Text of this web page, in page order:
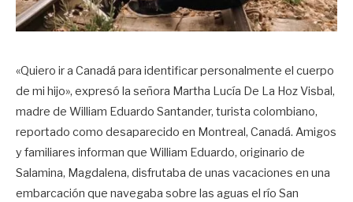
«Quiero ir a Canadá para identificar personalmente el cuerpo
de mi hijo», expresó la señora Martha Lucía De La Hoz Visbal,
madre de William Eduardo Santander, turista colombiano,
reportado como desaparecido en Montreal, Canadá. Amigos
y familiares informan que William Eduardo, originario de
Salamina, Magdalena, disfrutaba de unas vacaciones en una
embarcación que navegaba sobre las aguas el río San